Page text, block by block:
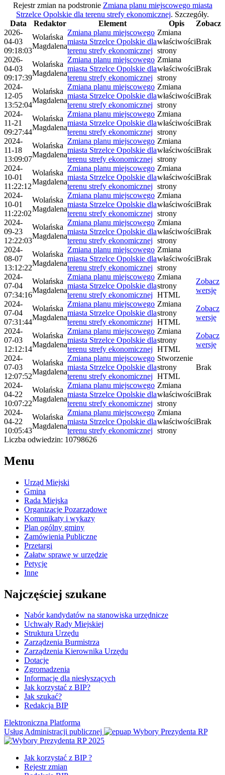
Rejestr zmian na podstronie Zmiana planu miejscowego miasta
Strzelce Opolskie dla terenu strefy ekonomicznej. Szczegóły.
Data
Redaktor Element Opis
Zobacz
2026-
04-03
09:18:03
Wolańska
Magdalena
Zmiana planu miejscowego
miasta Strzelce Opolskie dla
terenu strefy ekonomicznej
Zmiana
właściwości
strony
Brak
2026-
04-03
09:17:39
Wolańska
Magdalena
Zmiana planu miejscowego
miasta Strzelce Opolskie dla
terenu strefy ekonomicznej
Zmiana
właściwości
strony
Brak
2024-
12-05
13:52:04
Wolańska
Magdalena
Zmiana planu miejscowego
miasta Strzelce Opolskie dla
terenu strefy ekonomicznej
Zmiana
właściwości
strony
Brak
2024-
11-21
09:27:44
Wolańska
Magdalena
Zmiana planu miejscowego
miasta Strzelce Opolskie dla
terenu strefy ekonomicznej
Zmiana
właściwości
strony
Brak
2024-
11-18
13:09:07
Wolańska
Magdalena
Zmiana planu miejscowego
miasta Strzelce Opolskie dla
terenu strefy ekonomicznej
Zmiana
właściwości
strony
Brak
2024-
10-01
11:22:12
Wolańska
Magdalena
Zmiana planu miejscowego
miasta Strzelce Opolskie dla
terenu strefy ekonomicznej
Zmiana
właściwości
strony
Brak
2024-
10-01
11:22:02
Wolańska
Magdalena
Zmiana planu miejscowego
miasta Strzelce Opolskie dla
terenu strefy ekonomicznej
Zmiana
właściwości
strony
Brak
2024-
09-23
12:22:03
Wolańska
Magdalena
Zmiana planu miejscowego
miasta Strzelce Opolskie dla
terenu strefy ekonomicznej
Zmiana
właściwości
strony
Brak
2024-
08-07
13:12:22
Wolańska
Magdalena
Zmiana planu miejscowego
miasta Strzelce Opolskie dla
terenu strefy ekonomicznej
Zmiana
właściwości
strony
Brak
2024-
07-04
07:34:16
Wolańska
Magdalena
Zmiana planu miejscowego
miasta Strzelce Opolskie dla
terenu strefy ekonomicznej
Zmiana
strony
HTML
Zobacz
wersję
2024-
07-04
07:31:44
Wolańska
Magdalena
Zmiana planu miejscowego
miasta Strzelce Opolskie dla
terenu strefy ekonomicznej
Zmiana
strony
HTML
Zobacz
wersję
2024-
07-03
12:12:14
Wolańska
Magdalena
Zmiana planu miejscowego
miasta Strzelce Opolskie dla
terenu strefy ekonomicznej
Zmiana
strony
HTML
Zobacz
wersję
2024-
07-03
12:07:52
Wolańska
Magdalena
Zmiana planu miejscowego
miasta Strzelce Opolskie dla
terenu strefy ekonomicznej
Stworzenie
strony
HTML
Brak
2024-
04-22
10:07:22
Wolańska
Magdalena
Zmiana planu miejscowego
miasta Strzelce Opolskie dla
terenu strefy ekonomicznej
Zmiana
właściwości
strony
Brak
2024-
04-22
10:05:43
Wolańska
Magdalena
Zmiana planu miejscowego
miasta Strzelce Opolskie dla
terenu strefy ekonomicznej
Zmiana
właściwości
strony
Brak
Liczba odwiedzin: 10798626
Menu
Urząd Miejski
Gmina
Rada Miejska
Organizacje Pozarządowe
Komunikaty i wykazy
Plan ogólny gminy
Zamówienia Publiczne
Przetargi
Załatw sprawę w urzędzie
Petycje
Inne
Najczęściej szukane
Nabór kandydatów na stanowiska urzędnicze
Uchwały Rady Miejskiej
Struktura Urzędu
Zarządzenia Burmistrza
Zarządzenia Kierownika Urzędu
Dotacje
Zgromadzenia
Informacje dla niesłyszących
Jak korzystać z BIP?
Jak szukać?
Redakcja BIP
Elektroniczna Platforma
Usług Administracji publicznej
Wybory Prezydenta RP
Jak korzystać z BIP ?
Rejestr zmian